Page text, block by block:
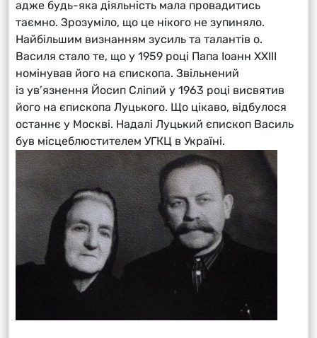
адже будь-яка діяльність мала провадитись
таємно. Зрозуміло, що це нікого не зупиняло.
Найбільшим визнанням зусиль та талантів о.
Василя стало те, що у 1959 році Папа Іоанн ХХІІІ
номінував його на єпископа. Звільнений
із ув’язнення Йосип Сліпий у 1963 році висвятив
його на єпископа Луцького. Що цікаво, відбулося
останнє у Москві. Надалі Луцький єпископ Василь
був місцеблюстителем УГКЦ в Україні.